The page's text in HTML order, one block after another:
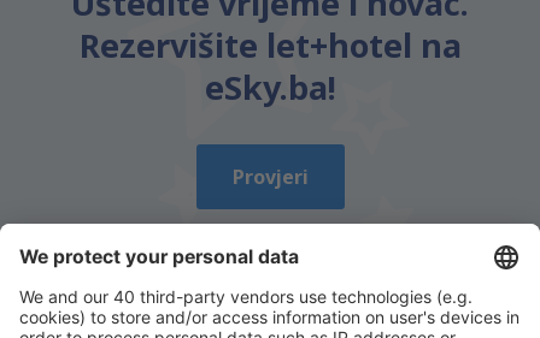
Rezervišite let+hotel na
eSky.ba!
Provjeri